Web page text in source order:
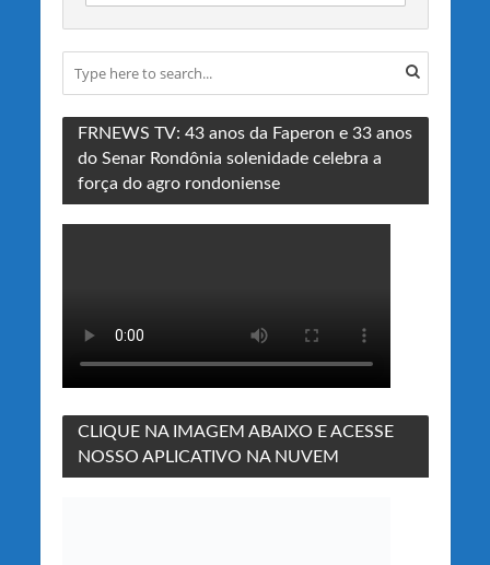
FRNEWS TV: 43 anos da Faperon e 33 anos
do Senar Rondônia solenidade celebra a
força do agro rondoniense
CLIQUE NA IMAGEM ABAIXO E ACESSE
NOSSO APLICATIVO NA NUVEM